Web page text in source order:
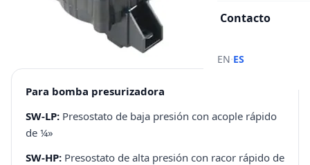
Contacto
EN·ES
Para bomba presurizadora
SW-LP: Presostato de baja presión con acople rápido
de ¼»
SW-HP: Presostato de alta presión con racor rápido de